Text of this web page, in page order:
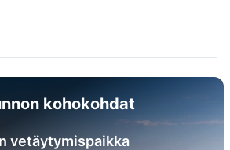
kohokohdat
vetäytymispaikka